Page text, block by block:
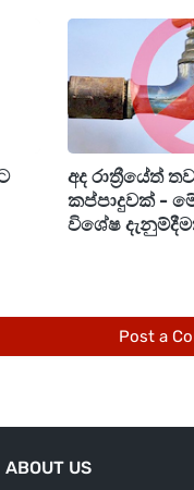
අද රාත්‍රීයේත්
කප්පාදුවක් -
විශේෂ
Post a
ABOUT US